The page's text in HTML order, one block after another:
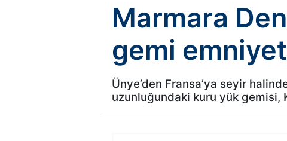
Marmara
gemi
Ünye’den Fransa’ya seyir
uzunluğundaki kuru yük gemisi,